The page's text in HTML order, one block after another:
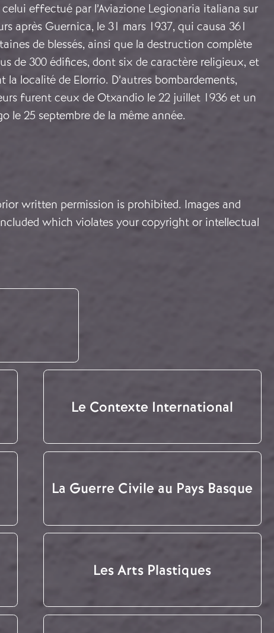
effectué par l’Aviazione Legionaria italiana sur
après Guernica, le 31 mars 1937, qui causa 361
de blessés, ainsi que la destruction complète
de 300 édifices, dont six de caractère religieux, et
la localité de Elorrio. D’autres bombardements,
furent ceux de Otxandio le 22 juillet 1936 et un
le 25 septembre de la même année.
written permission is prohibited. Images and
which violates your copyright or intellectual
Le Contexte International
La Guerre Civile au Pays Basque
Les Arts Plastiques